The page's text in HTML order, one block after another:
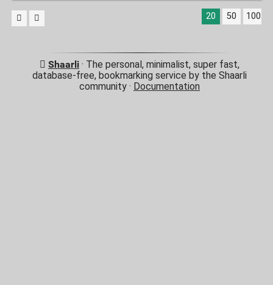
20 50 100
Shaarli· The personal, minimalist, super fast,
database-free, bookmarking service by the Shaarli
community · Documentation